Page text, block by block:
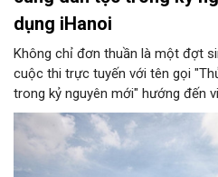
dụng iHanoi
Không chỉ đơn thuần là một đợt
cuộc thi trực tuyến với tên gọi
trong kỷ nguyên mới" hướng đến
chiến lược trong Nghị quyết số
thành niềm tin, thành nhận thức